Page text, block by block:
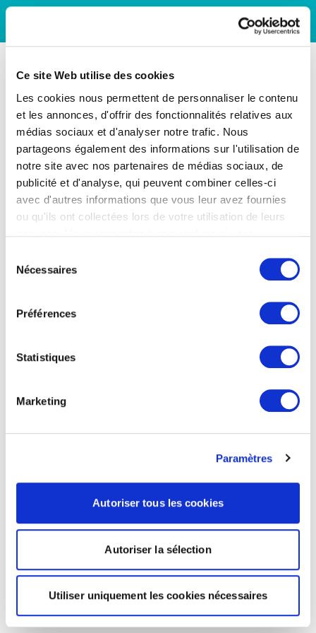
Ce site Web utilise des cookies
Les cookies nous permettent de personnaliser le contenu
et les annonces, d'offrir des fonctionnalités relatives aux
médias sociaux et d'analyser notre trafic. Nous
partageons également des informations sur l'utilisation de
notre site avec nos partenaires de médias sociaux, de
publicité et d'analyse, qui peuvent combiner celles-ci
avec d'autres informations que vous leur avez fournies
ou qu'ils ont collectées lors de votre utilisation de leurs
Nécessaires
Préférences
Statistiques
Marketing
Paramètres
Autoriser tous les cookies
Autoriser la sélection
Utiliser uniquement les cookies nécessaires